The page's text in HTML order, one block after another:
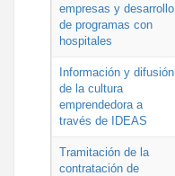
empresas y desarrollo
de programas con
hospitales
Información y difusión
de la cultura
emprendedora a
través de IDEAS
Tramitación de la
contratación de